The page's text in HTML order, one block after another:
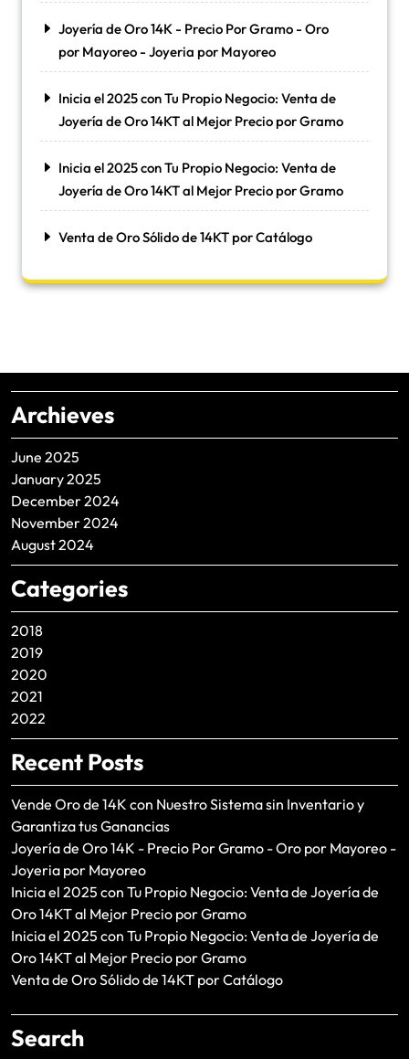
Joyería de Oro 14K - Precio Por Gramo - Oro
por Mayoreo - Joyeria por Mayoreo
Inicia el 2025 con Tu Propio Negocio: Venta de
Joyería de Oro 14KT al Mejor Precio por Gramo
Inicia el 2025 con Tu Propio Negocio: Venta de
Joyería de Oro 14KT al Mejor Precio por Gramo
Venta de Oro Sólido de 14KT por Catálogo
Archieves
June 2025
January 2025
December 2024
November 2024
August 2024
Categories
2018
2019
2020
2021
2022
Recent Posts
Vende Oro de 14K con Nuestro Sistema sin Inventario y
Garantiza tus Ganancias
Joyería de Oro 14K - Precio Por Gramo - Oro por Mayoreo -
Joyeria por Mayoreo
Inicia el 2025 con Tu Propio Negocio: Venta de Joyería de
Oro 14KT al Mejor Precio por Gramo
Inicia el 2025 con Tu Propio Negocio: Venta de Joyería de
Oro 14KT al Mejor Precio por Gramo
Venta de Oro Sólido de 14KT por Catálogo
Search